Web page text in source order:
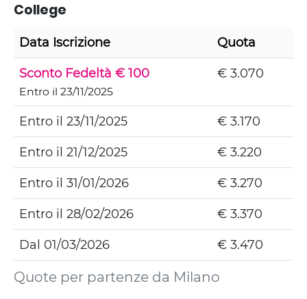
College
Quote per partenze da Milano
Data Iscrizione Quota
Sconto Fedeltà € 100
Entro il 23/11/2025
€ 3.070
Entro il 23/11/2025 € 3.170
Entro il 21/12/2025 € 3.220
Entro il 31/01/2026 € 3.270
Entro il 28/02/2026 € 3.370
Dal 01/03/2026 € 3.470